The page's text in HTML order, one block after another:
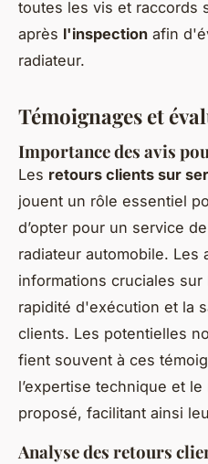
toutes les vis et raccords
après l'inspection afin
radiateur.
Témoignages et
Importance des avis
Les retours clients sur
jouent un rôle essentiel
d’opter pour un service
radiateur automobile. Les
informations cruciales
rapidité d'exécution et la
clients. Les potentielles
fient souvent à ces
l’expertise technique et
proposé, facilitant ainsi
Analyse des retours